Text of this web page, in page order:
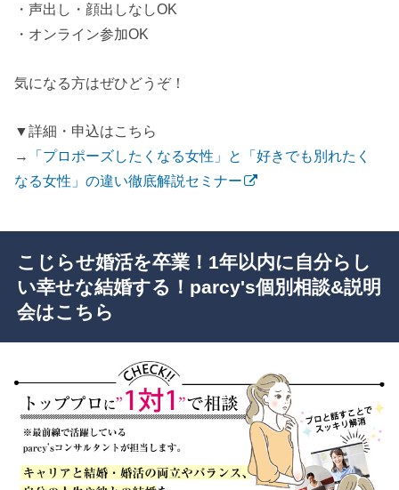
・声出し・顔出しなしOK
・オンライン参加OK
気になる方はぜひどうぞ！
▼詳細・申込はこちら
→
「プロポーズしたくなる女性」と「好きでも別れたく
なる女性」の違い徹底解説セミナー
こじらせ婚活を卒業！1年以内に自分らし
い幸せな結婚する！parcy's個別相談&説明
会はこちら